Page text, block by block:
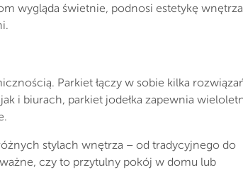
wygląda świetnie, podnosi estetykę
Parkiet łączy w sobie kilka
i biurach, parkiet jodełka zapewnia
stylach wnętrza – od tradycyjnego do
czy to przytulny pokój w domu lub